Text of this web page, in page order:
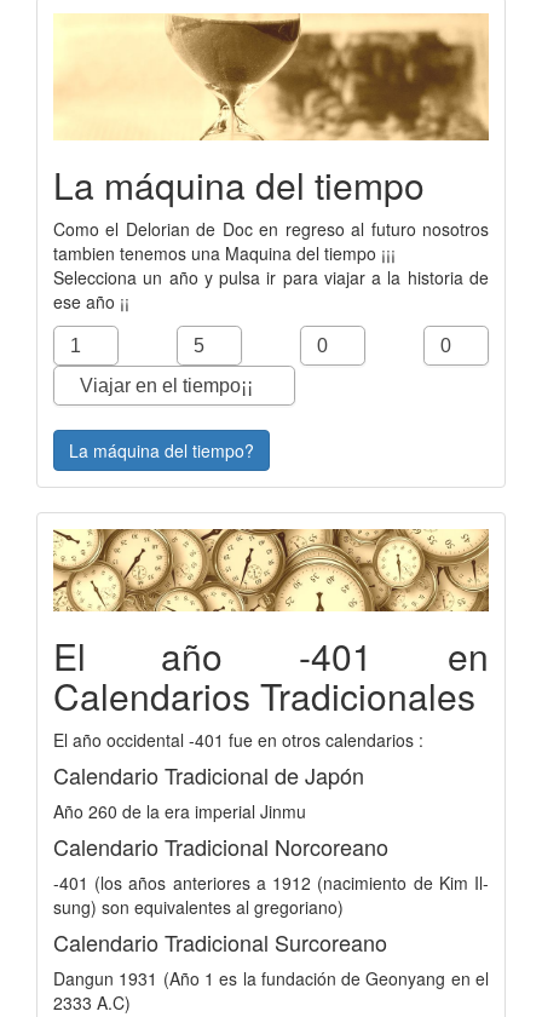
La máquina del tiempo
Como el Delorian de Doc en regreso al futuro nosotros
tambien tenemos una Maquina del tiempo ¡¡¡
Selecciona un año y pulsa ir para viajar a la historia de
ese año ¡¡
La máquina del tiempo?
El año -401 en
Calendarios Tradicionales
El año occidental -401 fue en otros calendarios :
Calendario Tradicional de Japón
Año 260 de la era imperial Jinmu
Calendario Tradicional Norcoreano
-401 (los años anteriores a 1912 (nacimiento de Kim Il-
sung) son equivalentes al gregoriano)
Calendario Tradicional Surcoreano
Dangun 1931 (Año 1 es la fundación de Geonyang en el
2333 A.C)